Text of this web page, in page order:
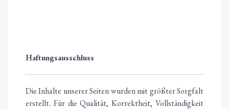
Haftungsausschluss
Die Inhalte unserer Seiten wurden mit größter Sorgfalt
erstellt. Für die Qualität, Korrektheit, Vollständigkeit